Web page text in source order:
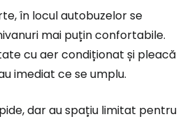
în locul autobuzelor se
mai puțin confortabile.
cu aer condiționat și pleacă
imediat ce se umplu.
dar au spațiu limitat pentru